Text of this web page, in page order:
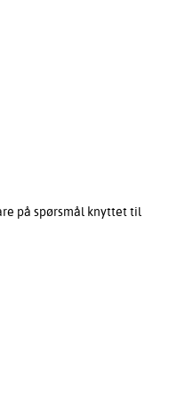
på spørsmål knyttet til